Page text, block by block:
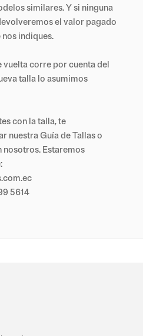
similares. Y si ninguna
el valor pagado
indiques.
corre por cuenta del
talla lo asumimos
con la talla, te
nuestra Guía de Tallas o
nosotros. Estaremos
5614